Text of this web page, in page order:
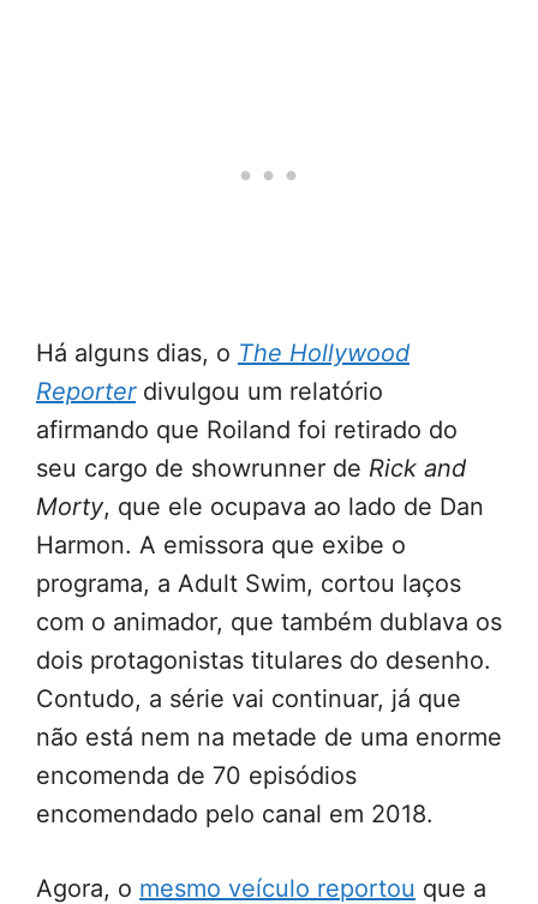
Há alguns dias, o The Hollywood
Reporterdivulgou um relatório
afirmando que Roiland foi retirado do
seu cargo de showrunner de Rick and
Morty, que ele ocupava ao lado de Dan
Harmon. A emissora que exibe o
programa, a Adult Swim, cortou laços
com o animador, que também dublava os
dois protagonistas titulares do desenho.
Contudo, a série vai continuar, já que
não está nem na metade de uma enorme
encomenda de 70 episódios
encomendado pelo canal em 2018.
Agora, o mesmo veículo reportou que a